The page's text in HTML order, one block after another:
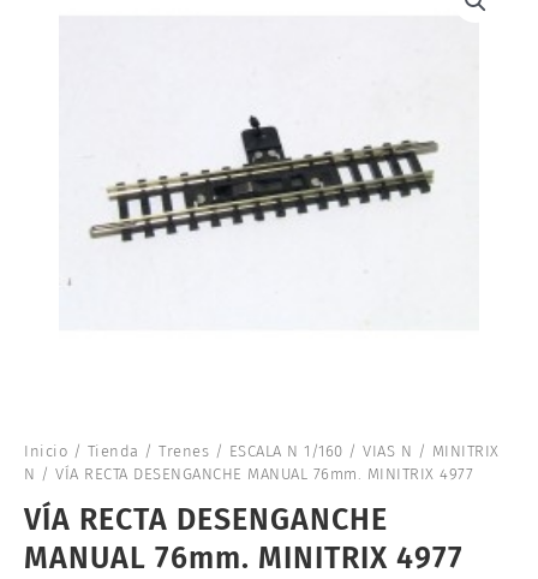
Inicio / Tienda / Trenes / ESCALA N 1/160 / VIAS N / MINITRIX
N / VÍA RECTA DESENGANCHE MANUAL 76mm. MINITRIX 4977
VÍA RECTA DESENGANCHE
MANUAL 76mm. MINITRIX 4977